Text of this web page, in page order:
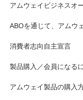
アムウェイビジネスオ
ABOを通じて、アムウ
消費者志向自主宣言
製品購入／会員になる
アムウェイ製品の購入